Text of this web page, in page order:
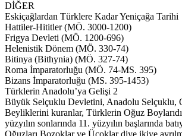
DİĞER
Eskiçağlardan Türklere Kadar Yeniçağa Tarihi
Hattiler-Hititler (MÖ. 3000-1200)
Frigya Devleti (MÖ. 1200-696)
Helenistik Dönem (MÖ. 330-74)
Bitinya (Bithynia) (MÖ. 327-74)
Roma İmparatorluğu (MÖ. 74-MS. 395)
Bizans İmparatorluğu (MS. 395-1453)
Türklerin Anadolu’ya Gelişi 2
Büyük Selçuklu Devletini, Anadolu Selçuklu,
Beyliklerini kuranlar, Türklerin Oğuz
yüzyılın sonlarında 11. yüzyılın başlarında